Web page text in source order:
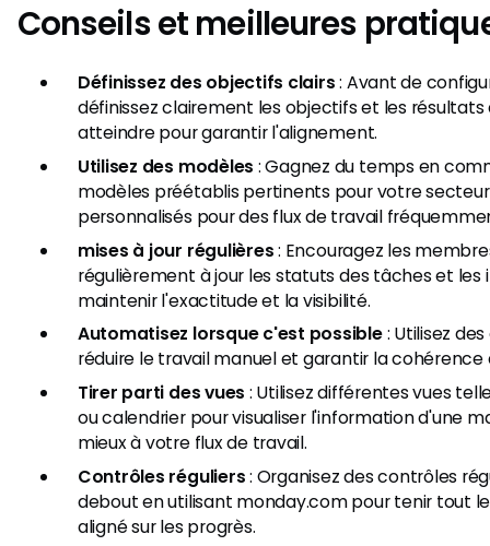
Conseils et meilleures
Définissez des objectifs clairs: Avant de
définissez clairement les objectifs et les résultats
atteindre pour garantir l'alignement.
Utilisez des modèles : Gagnez du temps en
modèles préétablis pertinents pour votre
personnalisés pour des flux de travail
mises à jour régulières: Encouragez les
régulièrement à jour les statuts des tâches et
maintenir l'exactitude et la visibilité.
Automatisez lorsque c'est possible: Utilisez
réduire le travail manuel et garantir la cohérence
Tirer parti des vues : Utilisez différentes vues
ou calendrier pour visualiser l'information d'une
mieux à votre flux de travail.
Contrôles réguliers: Organisez des contrôles
debout en utilisant monday.com pour tenir tout
aligné sur les progrès.